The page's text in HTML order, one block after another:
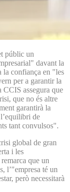
públic un
davant la
la confiança en "les
per a garantir la
CCIS assegura que
que no és altre
garantirà la
de
tant convulsos".
global de gran
i les
que un
l’"empresa té un
però necessitarà